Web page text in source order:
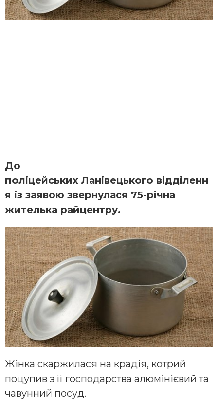
До
поліцейських Ланівецького відділенн
я із заявою звернулася 75-річна
жителька райцентру.
Жінка скаржилася на крадія, котрий
поцупив з її господарства алюмінієвий та
чавунний посуд.